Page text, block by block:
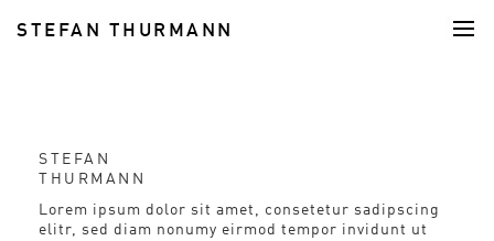
STEFAN THURMANN
FOOD
STEFAN
THURMANN
Lorem ipsum dolor sit amet, consetetur sadipscing
elitr, sed diam nonumy eirmod tempor invidunt ut